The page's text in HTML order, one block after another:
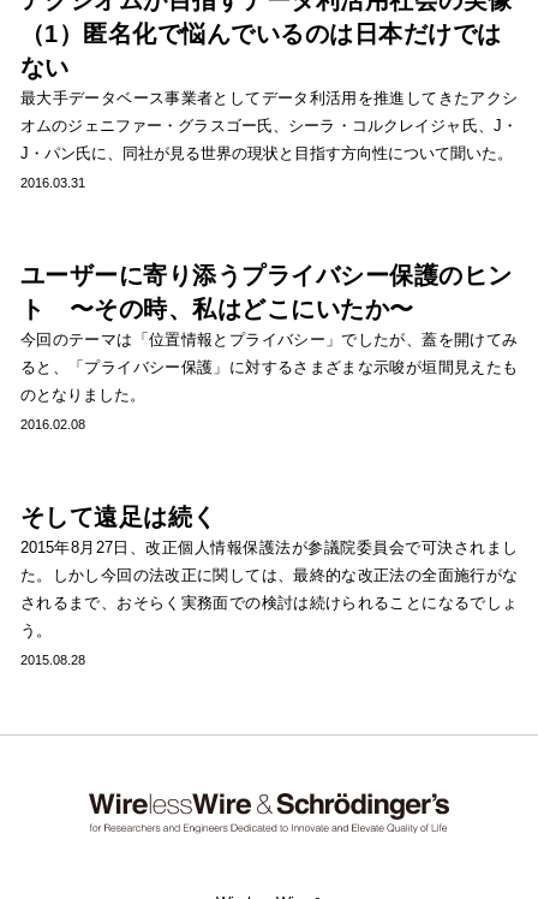
（1）匿名化で悩んでいるのは日本だけでは
ない
最大手データベース事業者としてデータ利活用を推進してきたアクシ
オムのジェニファー・グラスゴー氏、シーラ・コルクレイジャ氏、J・
J・パン氏に、同社が見る世界の現状と目指す方向性について聞いた。
2016.03.31
ユーザーに寄り添うプライバシー保護のヒン
ト 〜その時、私はどこにいたか〜
今回のテーマは「位置情報とプライバシー」でしたが、蓋を開けてみ
ると、「プライバシー保護」に対するさまざまな示唆が垣間見えたも
のとなりました。
2016.02.08
そして遠足は続く
2015年8月27日、改正個人情報保護法が参議院委員会で可決されまし
た。しかし今回の法改正に関しては、最終的な改正法の全面施行がな
されるまで、おそらく実務面での検討は続けられることになるでしょ
う。
2015.08.28